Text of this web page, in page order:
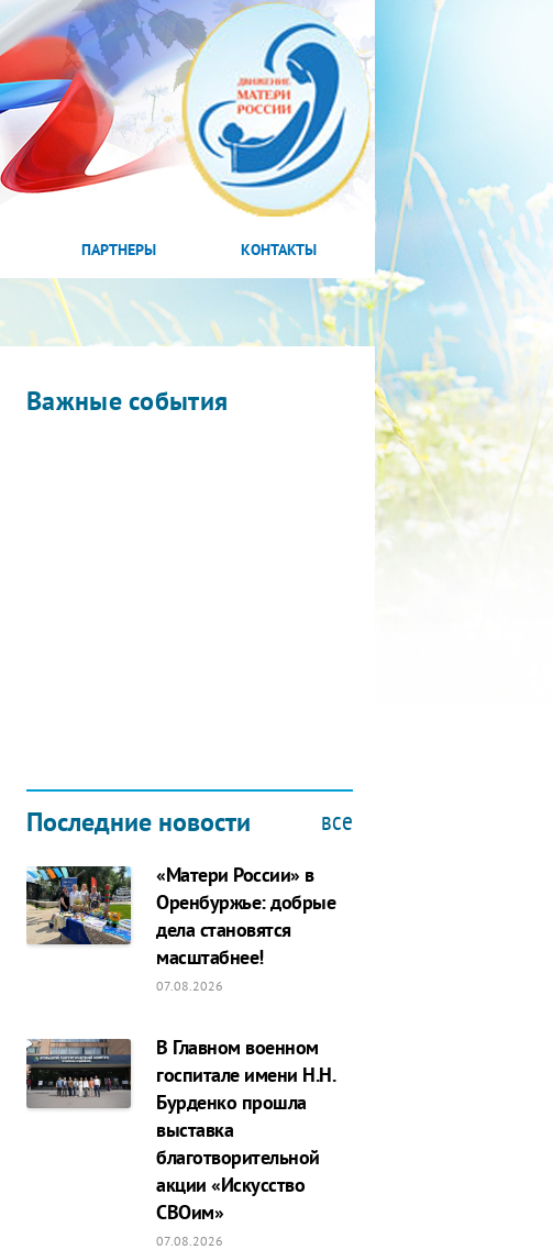
ПАРТНЕРЫ КОНТАКТЫ
Важные события
Последние новости все
«Матери России» в
Оренбуржье: добрые
дела становятся
масштабнее!
07.08.2026
В Главном военном
госпитале имени Н.Н.
Бурденко прошла
выставка
благотворительной
акции «Искусство
СВОим»
07.08.2026